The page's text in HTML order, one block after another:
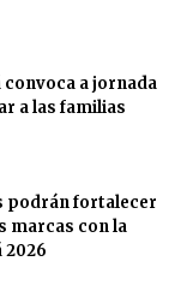
convoca a jornada
a las familias
podrán fortalecer
marcas con la
2026